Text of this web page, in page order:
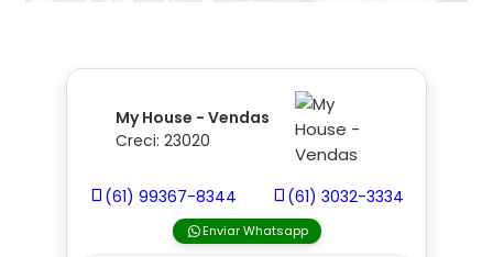
My House - Vendas
Creci: 23020
(61) 99367-8344 (61) 3032-3334
Enviar Whatsapp